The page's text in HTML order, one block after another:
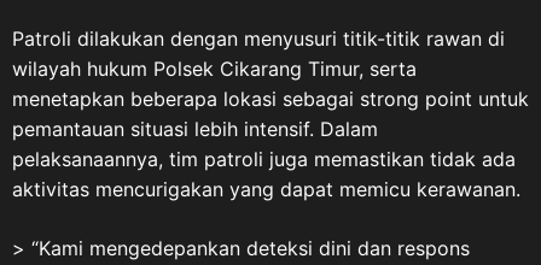
Patroli dilakukan dengan menyusuri titik-titik rawan di
wilayah hukum Polsek Cikarang Timur, serta
menetapkan beberapa lokasi sebagai strong point untuk
pemantauan situasi lebih intensif. Dalam
pelaksanaannya, tim patroli juga memastikan tidak ada
aktivitas mencurigakan yang dapat memicu kerawanan.
> “Kami mengedepankan deteksi dini dan respons